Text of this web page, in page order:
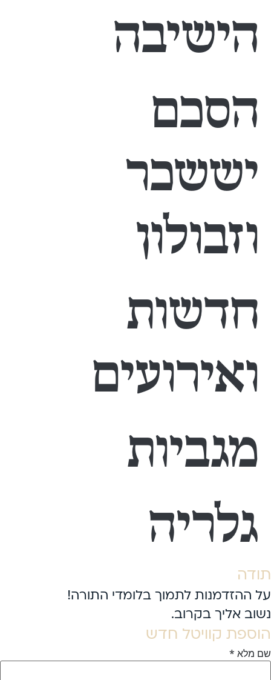
הישיבה
הסכם
יששכר
וזבולון
חדשות
ואירועים
מגביות
גלריה
תודה
על ההזדמנות לתמוך בלומדי התורה!
נשוב אליך בקרוב.
הוספת קוויטל חדש
שם מלא *